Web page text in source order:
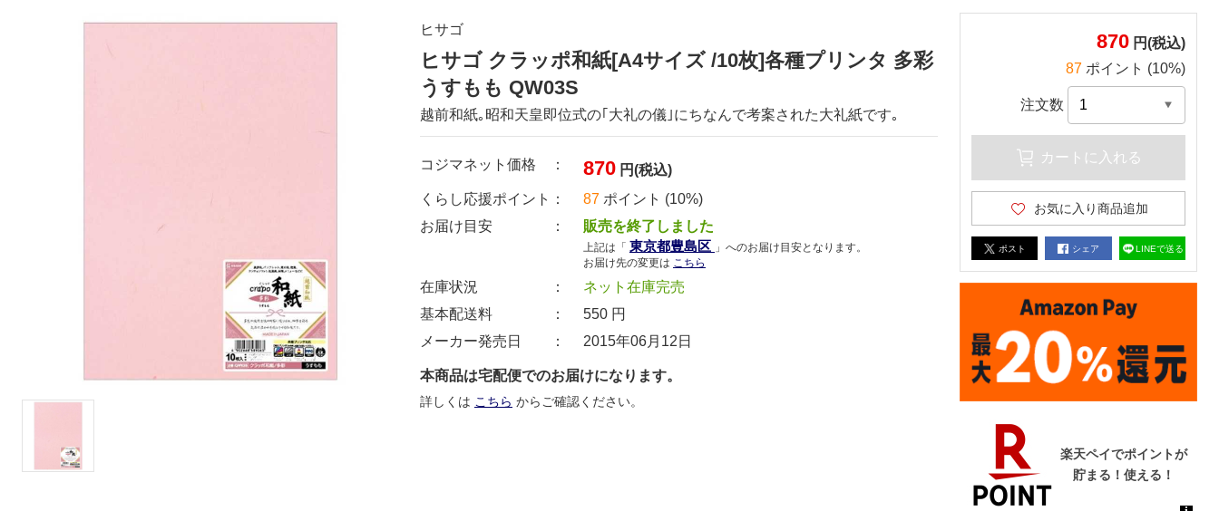
ヒサゴ
ヒサゴ クラッポ和紙[A4サイズ /10枚]各種プリンタ 多彩
うすもも QW03S
越前和紙｡昭和天皇即位式の｢大礼の儀｣にちなんで考案された大礼紙です｡
コジマネット価格 ： 870 円(税込)
くらし応援ポイント：
87 ポイント (10%)
お届け目安 ：
販売を終了しました
上記は「 東京都豊島区 」へのお届け目安となります。
お届け先の変更は こちら
在庫状況 ：
ネット在庫完売
基本配送料 ：
550 円
メーカー発売日 ：
2015年06月12日
本商品は宅配便でのお届けになります。
詳しくは こちら からご確認ください。
870 円(税込)
87 ポイント (10%)
注文数
カートに入れる
お気に入り商品追加
ポスト シェア LINEで送る